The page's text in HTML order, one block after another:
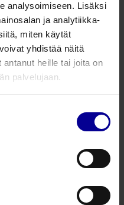
analysoimiseen. Lisäksi
ja analytiikka-
miten käytät
yhdistää näitä
heille tai joita on
palvelujaan.
hoitotuotteet​
hoitotuotteet​